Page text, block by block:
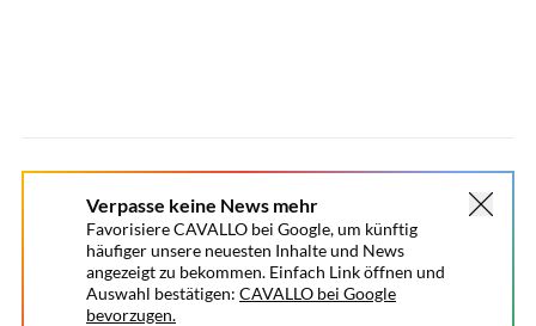
Verpasse keine News mehr
Favorisiere CAVALLO bei Google, um künftig
häufiger unsere neuesten Inhalte und News
angezeigt zu bekommen. Einfach Link öffnen und
Auswahl bestätigen: CAVALLO bei Google
bevorzugen.